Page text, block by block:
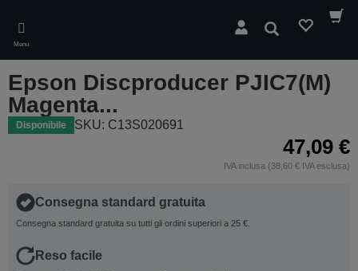
main
content
Menu
Cerca
Epson Discproducer PJIC7(M)
Magenta...
Disponibile SKU: C13S020691
47,09 €
IVA inclusa (38,60 € IVA esclusa)
Consegna standard gratuita
Consegna standard gratuita su tutti gli ordini superiori a 25 €.
Reso facile